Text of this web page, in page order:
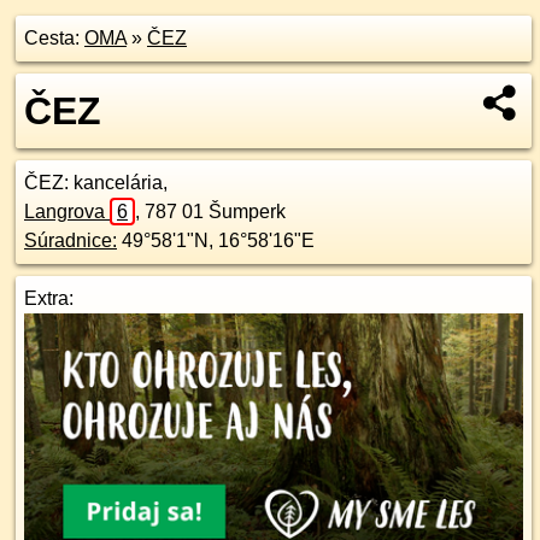
Cesta: OMA» ČEZ
ČEZ
ČEZ: kancelária,
Langrova
6 , 787 01 Šumperk
Súradnice: 49°58'1"N , 16°58'16"E
Extra: